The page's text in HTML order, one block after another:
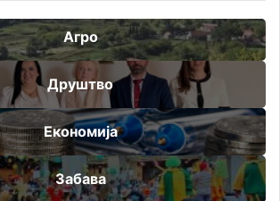
Агро
Друштво
Економија
Забава